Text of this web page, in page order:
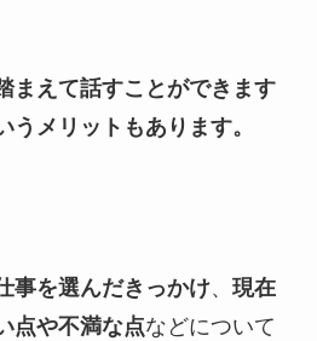
まえて話すことができます
うメリットもあります。
事を選んだきっかけ、 現在
点や不満な点などについて